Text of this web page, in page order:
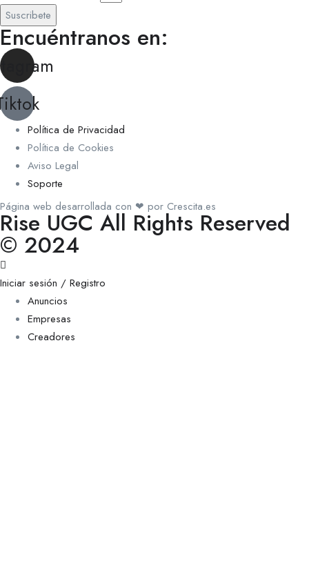
Suscribete
Encuéntranos en:
Política de Privacidad
Política de Cookies
Aviso Legal
Soporte
Página web desarrollada con ❤ por Crescita.es
Rise UGC All Rights Reserved
© 2024
Iniciar sesión / Registro
Anuncios
Empresas
Creadores